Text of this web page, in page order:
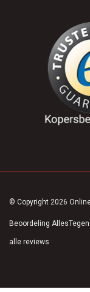
© Copyright 2026
Beoordeling
alle reviews